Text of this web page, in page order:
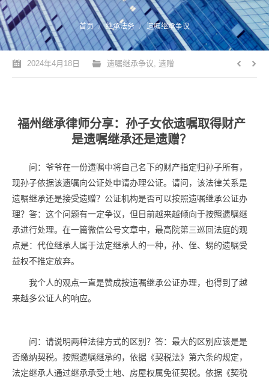
您的位置： 首页 继承法务 遗嘱继承争议
2024年4月18日 遗嘱继承争议, 遗赠
福州继承律师分享：孙子女依遗嘱取得财产
是遗嘱继承还是遗赠？
问：爷爷在一份遗嘱中将自己名下的财产指定归孙子所有，
现孙子依据该遗嘱向公证处申请办理公证。请问，该法律关系是
遗嘱继承还是接受遗赠？公证机构是否可以按照遗嘱继承公证办
理？答：这个问题有一定争议，但目前越来越倾向于按照遗嘱继
承进行处理。在一篇微信公号文章中，最高院第三巡回法庭的观
点是：代位继承人属于法定继承人的一种，孙、侄、甥的遗嘱受
益权不推定放弃。
我个人的观点一直是赞成按遗嘱继承公证办理，也得到了越
来越多公证人的响应。
问：请说明两种法律方式的区别？答：最大的区别应该是是
否缴纳契税。按照遗嘱继承的，依据《契税法》第六条的规定，
法定继承人通过继承承受土地、房屋权属免征契税。依据《契税